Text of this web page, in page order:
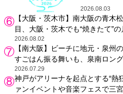
り
2026.08.03
【大阪・茨木市】南大阪の青木
目、大阪・茨木でも“焼きたて”
2026.08.02
【南大阪】ビーチに地元・泉州
すごはん振る舞いも、泉南ロン
ェ」がリニューアル！
2026.07.29
神戸がアリーナを起点とする“熱
ァンイベントや音楽フェスで三